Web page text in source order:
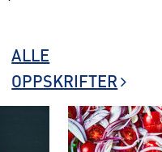
ALLE
OPPSKRIFTER